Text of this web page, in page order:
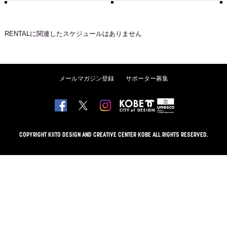
RENTAL に関連したスケジュールはありません
メールマガジン登録 サポーター募集
COPYRIGHT KIITO DESIGN AND CREATIVE CENTER KOBE ALL RIGHTS RESERVED.